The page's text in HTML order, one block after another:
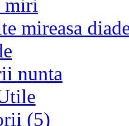
miri
mireasa
nunta
(5)